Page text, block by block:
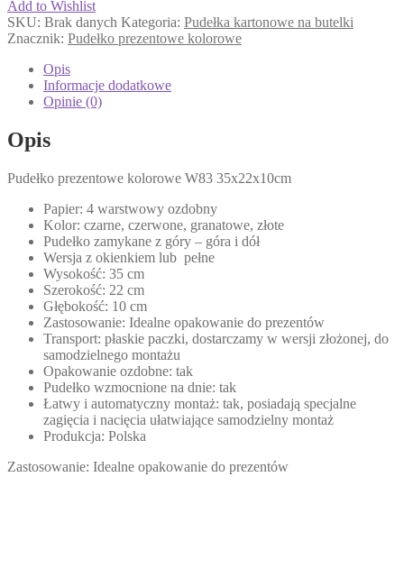
Add to Wishlist
SKU: Brak danych Kategoria: Pudełka kartonowe na butelki
Znacznik: Pudełko prezentowe kolorowe
Opis
Informacje dodatkowe
Opinie (0)
Opis
Pudełko prezentowe kolorowe W83 35x22x10cm
Papier: 4 warstwowy ozdobny
Kolor: czarne, czerwone, granatowe, złote
Pudełko zamykane z góry – góra i dół
Wersja z okienkiem lub pełne
Wysokość: 35 cm
Szerokość: 22 cm
Głębokość: 10 cm
Zastosowanie: Idealne opakowanie do prezentów
Transport: płaskie paczki, dostarczamy w wersji złożonej, do
samodzielnego montażu
Opakowanie ozdobne: tak
Pudełko wzmocnione na dnie: tak
Łatwy i automatyczny montaż: tak, posiadają specjalne
zagięcia i nacięcia ułatwiające samodzielny montaż
Produkcja: Polska
Zastosowanie: Idealne opakowanie do prezentów